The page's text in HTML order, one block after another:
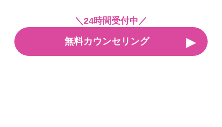
＼24時間受付中／
無料カウンセリング